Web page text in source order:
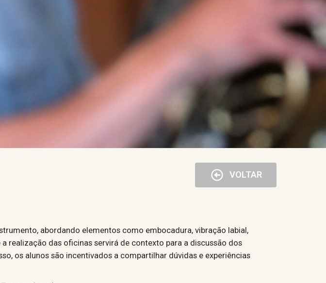
VOLTAR
abordando elementos como embocadura, vibração labial,
realização das oficinas servirá de contexto para a discussão dos
os alunos são incentivados a compartilhar dúvidas e experiências